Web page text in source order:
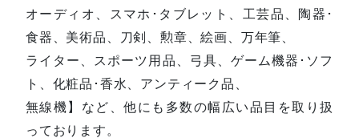
オーディオ、スマホ･タブレット、工芸品、陶器･
食器、美術品、刀剣、勲章、絵画、万年筆、
ライター、スポーツ用品、弓具、ゲーム機器･ソフ
ト、化粧品･香水、アンティーク品、
無線機】など、他にも多数の幅広い品目を取り扱
っております。